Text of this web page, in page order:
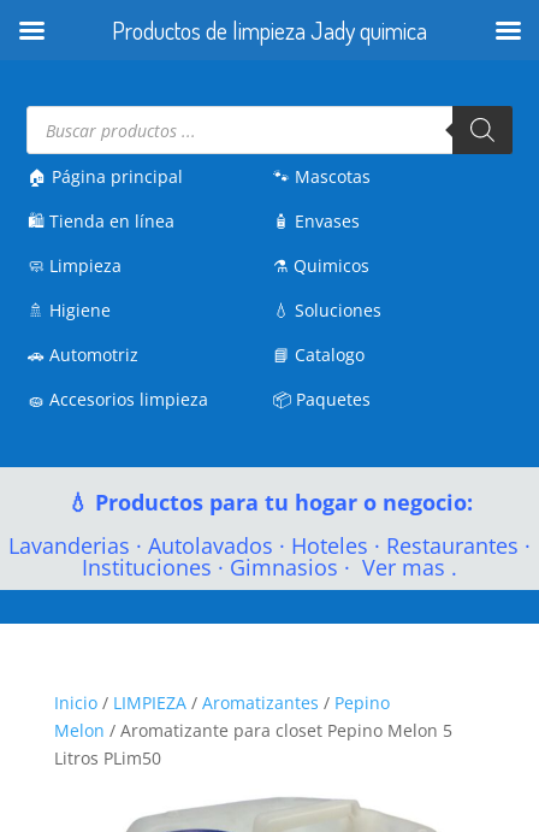
Búsqueda
productos
🏠 Página principal
🛍️Tienda en línea
🧼 Limpieza
🚿 Higiene
🚗Automotriz
🧽Accesorios limpieza
🐾 Mascotas
🧴 Envases
⚗️Quimicos
💧Soluciones
📘Catalogo
📦 Paquetes
💧 Productos para tu hogar o negocio:
Lavanderias · Autolavados · Hoteles · Restaurantes ·
Instituciones · Gimnasios · Ver mas .
Inicio/ LIMPIEZA/ Aromatizantes / Pepino
Melon / Aromatizante para closet Pepino Melon 5
Litros PLim50
Productos de limpieza Jady quimica